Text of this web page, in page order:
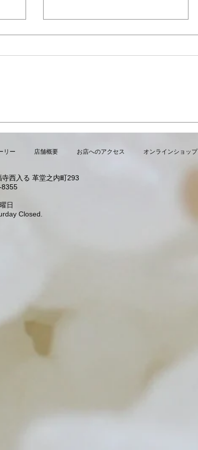
リー 店舗概要 お店へのアクセス オンラインショップ
西入る 革堂之内町293
8355
日
Closed.